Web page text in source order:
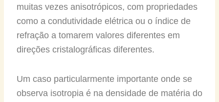
muitas vezes anisotrópicos, com propriedades
como a condutividade elétrica ou o índice de
refração a tomarem valores diferentes em
direções cristalográficas diferentes.
Um caso particularmente importante onde se
observa isotropia é na densidade de matéria do